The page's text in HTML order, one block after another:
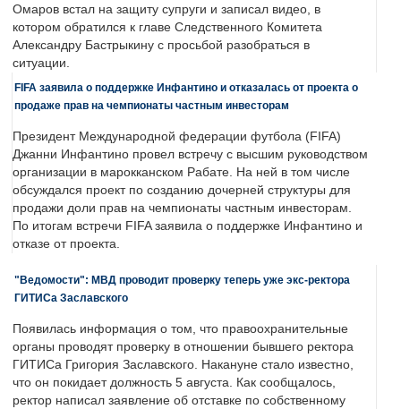
Омаров встал на защиту супруги и записал видео, в
котором обратился к главе Следственного Комитета
Александру Бастрыкину с просьбой разобраться в
ситуации.
FIFA заявила о поддержке Инфантино и отказалась от проекта о
продаже прав на чемпионаты частным инвесторам
Президент Международной федерации футбола (FIFA)
Джанни Инфантино провел встречу с высшим руководством
организации в марокканском Рабате. На ней в том числе
обсуждался проект по созданию дочерней структуры для
продажи доли прав на чемпионаты частным инвесторам.
По итогам встречи FIFA заявила о поддержке Инфантино и
отказе от проекта.
"Ведомости": МВД проводит проверку теперь уже экс-ректора
ГИТИСа Заславского
Появилась информация о том, что правоохранительные
органы проводят проверку в отношении бывшего ректора
ГИТИСа Григория Заславского. Накануне стало известно,
что он покидает должность 5 августа. Как сообщалось,
ректор написал заявление об отставке по собственному